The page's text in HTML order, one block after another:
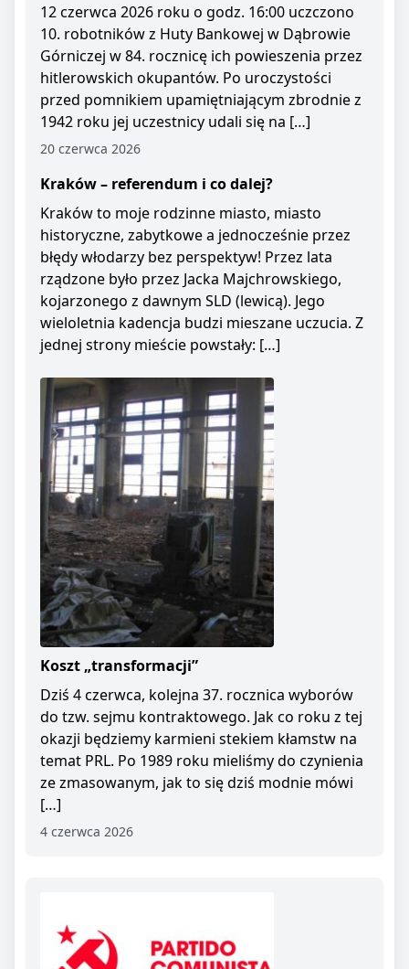
12 czerwca 2026 roku o godz. 16:00 uczczono
10. robotników z Huty Bankowej w Dąbrowie
Górniczej w 84. rocznicę ich powieszenia przez
hitlerowskich okupantów. Po uroczystości
przed pomnikiem upamiętniającym zbrodnie z
1942 roku jej uczestnicy udali się na […]
20 czerwca 2026
Kraków – referendum i co dalej?
Kraków to moje rodzinne miasto, miasto
historyczne, zabytkowe a jednocześnie przez
błędy włodarzy bez perspektyw! Przez lata
rządzone było przez Jacka Majchrowskiego,
kojarzonego z dawnym SLD (lewicą). Jego
wieloletnia kadencja budzi mieszane uczucia. Z
jednej strony mieście powstały: […]
Koszt „transformacji”
Dziś 4 czerwca, kolejna 37. rocznica wyborów
do tzw. sejmu kontraktowego. Jak co roku z tej
okazji będziemy karmieni stekiem kłamstw na
temat PRL. Po 1989 roku mieliśmy do czynienia
ze zmasowanym, jak to się dziś modnie mówi
[…]
4 czerwca 2026